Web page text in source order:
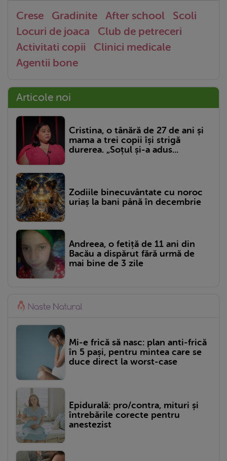
Crese Gradinite After school
Scoli
Locuri de joaca
Club de petreceri
Activitati copii
Clinici medicale
Agentii bone
Articole noi
Cristina, o tânără de 27 de ani și
mama a trei copii își strigă
durerea. „Soțul și-a adus...
Zodiile binecuvântate cu noroc
uriaș la bani până în decembrie
Andreea, o fetiță de 11 ani din
Bacău a dispărut fără urmă de
mai bine de 3 zile
Mi-e frică să nasc: plan anti-frică
în 5 pași, pentru mintea care se
duce direct la worst-case
Epidurală: pro/contra, mituri și
întrebările corecte pentru
anestezist